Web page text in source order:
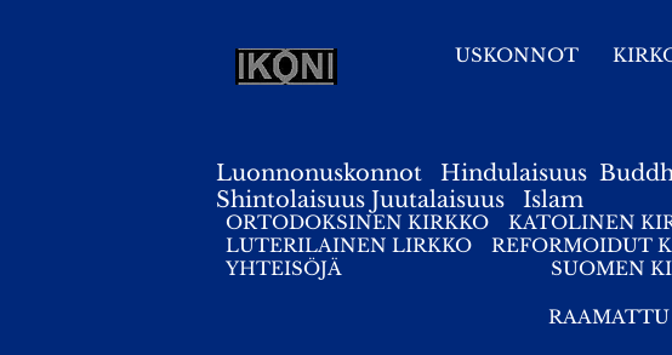
USKONNOT
Luonnonuskonnot Hindulaisuus
Shintolaisuus Juutalaisuus Islam
ORTODOKSINEN KIRKKO KATOLINEN
LUTERILAINEN LIRKKO
REFORMOIDUT
YHTEISÖJÄ
SUOMEN
RAAMATTU